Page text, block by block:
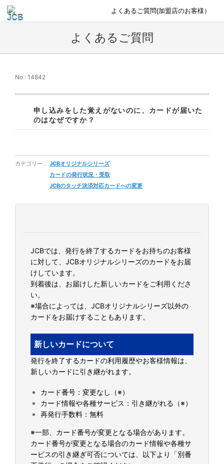
よくあるご質問(加盟店のお客様）
よくあるご質問
No : 14842
申し込みをした覚えがないのに、カードが届いた
のはなぜですか？
カテゴリー： JCBオリジナルシリーズ
カードの発行状況・受取
JCBのタッチ決済対応カードへの変更
JCBでは、発行を終了するカードをお持ちのお客様
に対して、JCBオリジナルシリーズのカードをお届
けしています。
到着後は、お届けした新しいカードをご利用くださ
い。
※場合によっては、JCBオリジナルシリーズ以外の
カードをお届けすることもあります。
新しいカードについて
発行を終了するカードの利用履歴やお客様情報は、
新しいカードに引き継がれます。
カード番号：変更なし（※）
カード情報や各種サービス：引き継がれる（※）
再発行手数料：無料
※一部、カード番号が変更となる場合があります。
カード番号が変更となる場合のカード情報や各種サ
ービスの引き継ぎ可否については、以下より「別番